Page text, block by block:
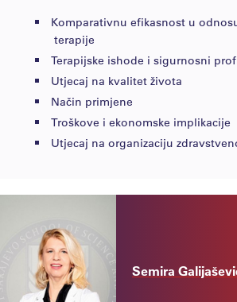
Komparativnu efikasnost u
terapije
Terapijske ishode i sigurnosni
Utjecaj na kvalitet života
Način primjene
Troškove i ekonomske implikacije
Utjecaj na organizaciju
Semira